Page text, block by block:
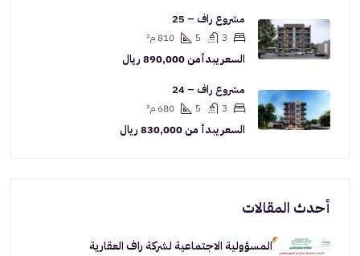
مشروع راف – 25
3
5 810 م²
السعر يبدأمن
مشروع راف – 24
3
5 680 م²
السعر يبدأ من
أحدث المقالات
المسؤولية الاجتماعية لشركة راف العقارية